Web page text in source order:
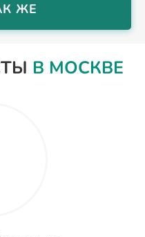
ЖЕ
В МОСКВЕ